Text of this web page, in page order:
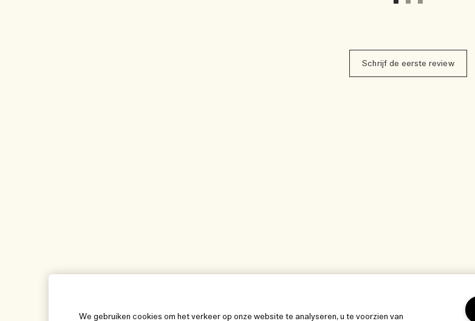
Schrijf de eerste review
We gebruiken cookies om het verkeer op onze website te analyseren, u te voorzien van